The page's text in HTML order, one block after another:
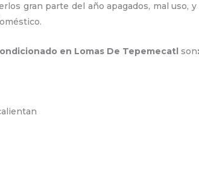
gran parte del año apagados, mal uso,
en Lomas De Tepemecatlson: